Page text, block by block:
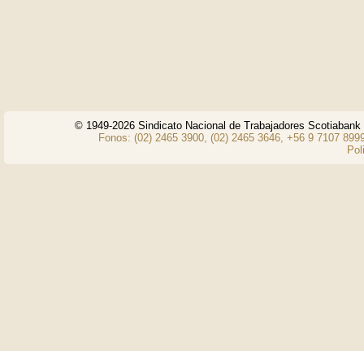
© 1949-2026 Sindicato Nacional de Trabajadores
Fonos: (02) 2465 3900, (02) 2465 3646, +56 9 7107